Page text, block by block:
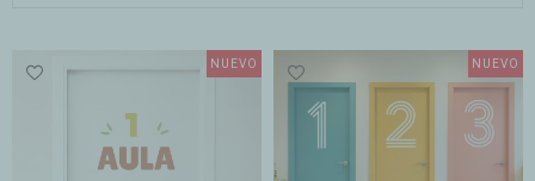
NUEVO NUEVO